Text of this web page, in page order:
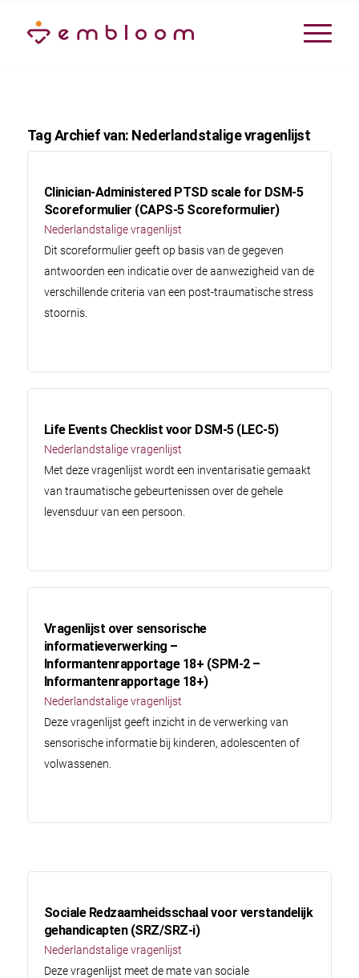
Tag Archief van: Nederlandstalige vragenlijst
Clinician-Administered PTSD scale for DSM-5
Scoreformulier (CAPS-5 Scoreformulier)
Nederlandstalige vragenlijst
Dit scoreformulier geeft op basis van de gegeven
antwoorden een indicatie over de aanwezigheid van de
verschillende criteria van een post-traumatische stress
stoornis.
Life Events Checklist voor DSM-5 (LEC-5)
Nederlandstalige vragenlijst
Met deze vragenlijst wordt een inventarisatie gemaakt
van traumatische gebeurtenissen over de gehele
levensduur van een persoon.
Vragenlijst over sensorische
informatieverwerking –
Informantenrapportage 18+ (SPM-2 –
Informantenrapportage 18+)
Nederlandstalige vragenlijst
Deze vragenlijst geeft inzicht in de verwerking van
sensorische informatie bij kinderen, adolescenten of
volwassenen.
Sociale Redzaamheidsschaal voor verstandelijk
gehandicapten (SRZ/SRZ-i)
Nederlandstalige vragenlijst
Deze vragenlijst meet de mate van sociale